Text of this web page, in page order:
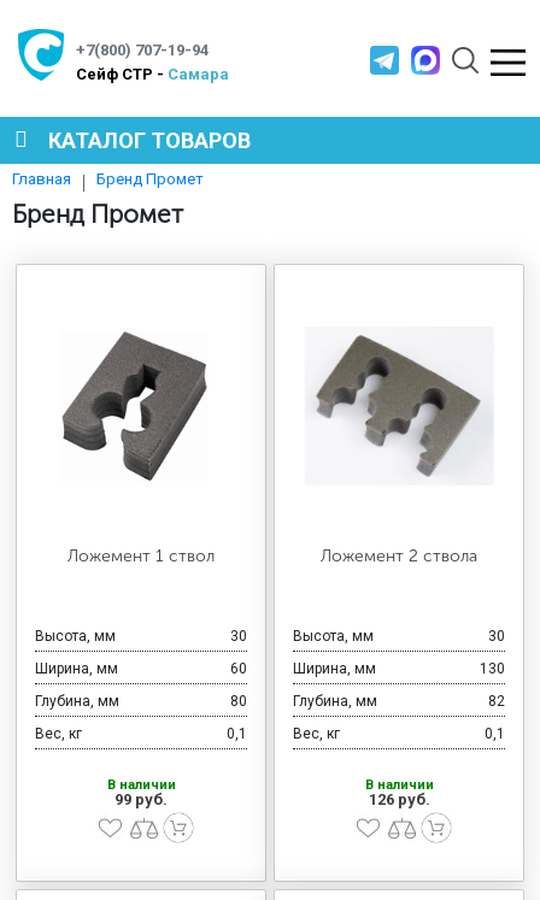
+7(800) 707-19-94
Cейф СТР - Самара
КАТАЛОГ ТОВАРОВ
СЕЙФЫ
МЕТАЛЛИЧЕСКИЕ СТЕЛЛАЖИ
ПРОИЗВОДСТВЕННАЯ МЕБЕЛЬ
МЕДИЦИНСКАЯ МЕБЕЛЬ
СИСТЕМЫ ХРАНЕНИЯ
ОФИСНАЯ МЕБЕЛЬ
МЕБЕЛЬ ДЛЯ ДОМА
МЕБЕЛЬ ДЛЯ СТОЛОВЫХ
Главная Бренд Промет
Бренд Промет
Ложемент 1 ствол
Высота, мм
30
Ширина, мм
60
Глубина, мм
80
Вес, кг
0,1
В наличии
99 руб.
Ложемент 2 ствола
Высота, мм
30
Ширина, мм
130
Глубина, мм
82
Вес, кг
0,1
В наличии
126 руб.